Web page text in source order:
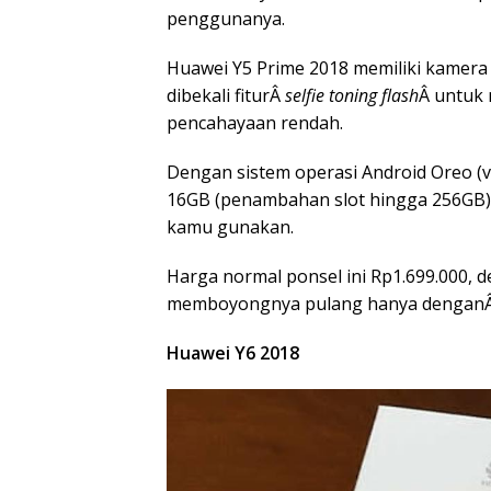
penggunanya.
Huawei Y5 Prime 2018 memiliki
dibekali fiturÂselfie toning flashÂ untuk
pencahayaan rendah.
Dengan sistem operasi Android Oreo
16GB (penambahan slot hingga
kamu gunakan.
Harga normal ponsel ini Rp1.699.000,
memboyongnya pulang hanya
Huawei Y6 2018